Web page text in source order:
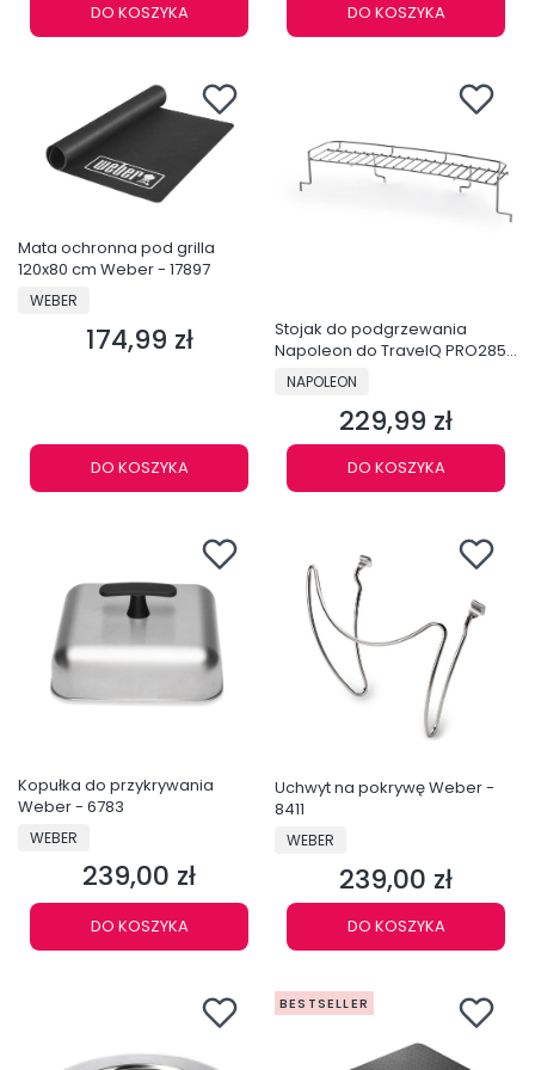
DO KOSZYKA DO KOSZYKA
Mata ochronna pod grilla
120x80 cm Weber - 17897
PRODUCENT
WEBER
Cena
174,99 zł
DO KOSZYKA
Stojak do podgrzewania
Napoleon do TravelQ PRO285 /
X - 71286
PRODUCENT
NAPOLEON
Cena
229,99 zł
DO KOSZYKA
Kopułka do przykrywania
Weber - 6783
PRODUCENT
WEBER
Cena
239,00 zł
DO KOSZYKA
Uchwyt na pokrywę Weber -
8411
PRODUCENT
WEBER
Cena
239,00 zł
DO KOSZYKA
BESTSELLER